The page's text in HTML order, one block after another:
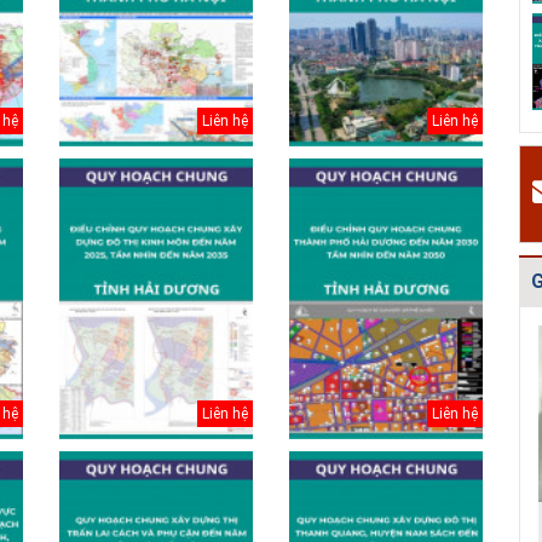
Liên hệ Liên hệ
Liên hệ Liên hệ
#
Quy hoạch quản
lý chất thải rắn
tỉnh Hải Dươn...
Quy hoạch xây
dựng vùng
huyện Gia Lộc
Quy hoạch tổng
thể phát triển
mạng lưới cấp
n...